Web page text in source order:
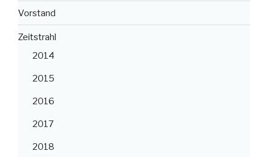
Vorstand
Zeitstrahl
2014
2015
2016
2017
2018